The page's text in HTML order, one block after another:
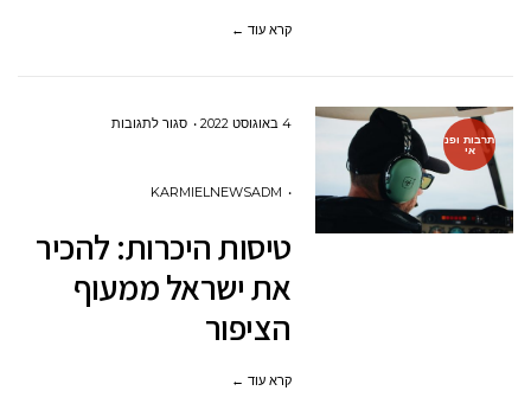
קרא עוד ←
תרבות ופנ
אי
4 באוגוסט 2022 סגור לתגובותעל
את
ישראל
KARMIELNEWSADM
טיסות היכרות: להכיר
את ישראל ממעוף
הציפור
קרא עוד ←